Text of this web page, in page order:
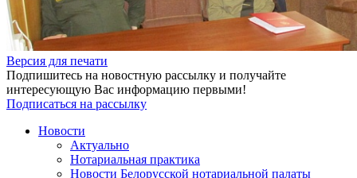
Версия для печати
Подпишитесь на новостную рассылку и получайте
интересующую Вас информацию первыми!
Подписаться на рассылку
Новости
Актуально
Нотариальная практика
Новости Белорусской нотариальной палаты